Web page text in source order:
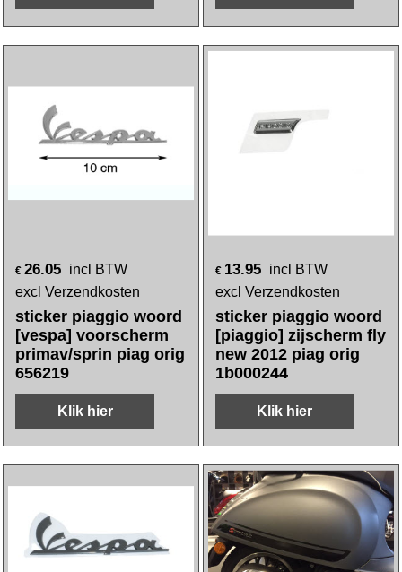
€ 26.05 incl BTW
excl Verzendkosten
sticker piaggio woord
[vespa] voorscherm
primav/sprin piag orig
656219
Klik hier
€ 13.95 incl BTW
excl Verzendkosten
sticker piaggio woord
[piaggio] zijscherm fly
new 2012 piag orig
1b000244
Klik hier